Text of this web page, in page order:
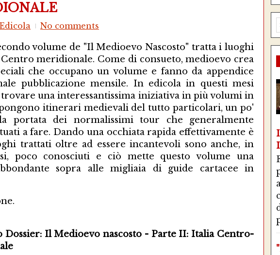
Edicola No comments
volume de "Il Medioevo Nascosto" tratta i luoghi
meridionale. Come di consueto, medioevo crea
che occupano un volume e fanno da appendice
pubblicazione mensile. In edicola in questi mesi
trovare una interessantissima iniziativa in più volumi in
itinerari medievali del tutto particolari, un po'
portata dei normalissimi tour che generalmente
a fare. Dando una occhiata rapida effettivamente è
trattati oltre ad essere incantevoli sono anche, in
poco conosciuti e ciò mette questo volume una
sopra alle migliaia di guide cartacee in
Dossier: Il Medioevo nascosto - Parte II: Italia Centro-